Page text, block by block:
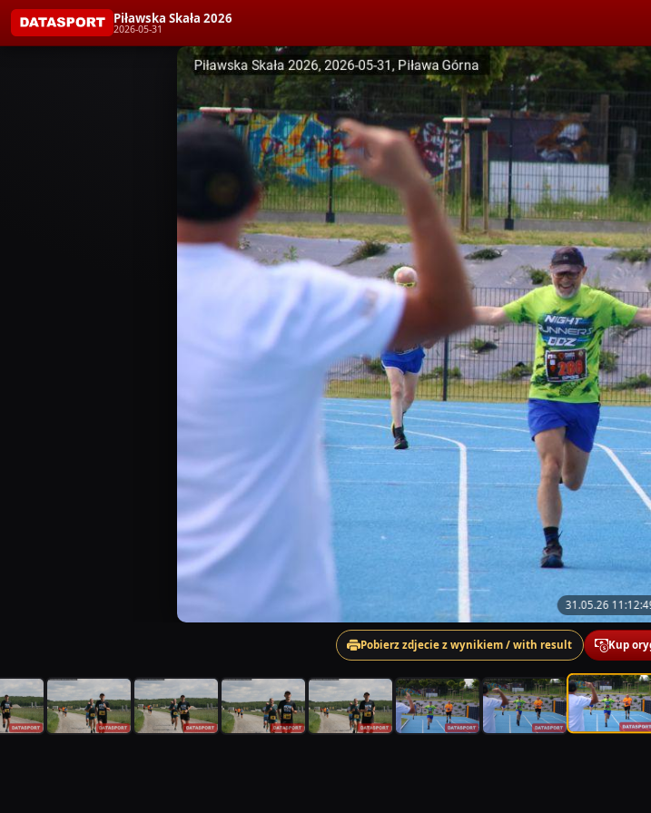
Piławska Skała 2026
2026-05-31
31.05.26
Pobierz zdjecie z wynikiem / with result Kup